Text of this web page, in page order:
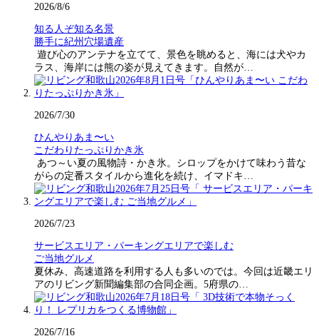
2026/8/6
知る人ぞ知る名景
勝手に紀州穴場遺産
遊び心のアンテナを立てて、景色を眺めると、海には犬やカ
ラス、海岸には熊の姿が見えてきます。自然が…
2026/7/30
ひんやりあま〜い
こだわりたっぷりかき氷
あつ～い夏の風物詩・かき氷。シロップをかけて味わう昔な
がらの定番スタイルから進化を続け、イマドキ…
2026/7/23
サービスエリア・パーキングエリアで楽しむ
ご当地グルメ
夏休み、高速道路を利用する人も多いのでは。今回は近畿エリ
アのリビング新聞編集部の合同企画。5府県の…
2026/7/16